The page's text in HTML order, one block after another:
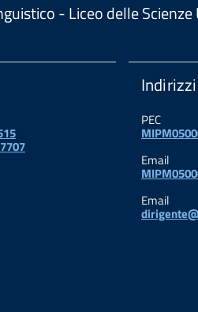
- Liceo delle
PEC
Email
Email